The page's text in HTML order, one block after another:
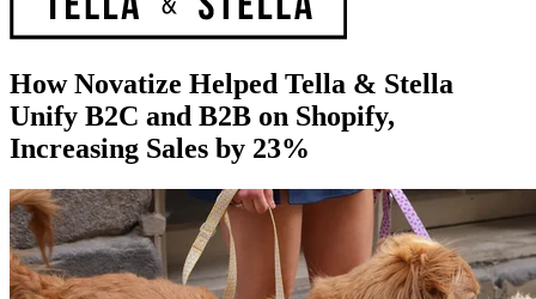
How Novatize Helped Tella & Stella
Unify B2C and B2B on Shopify,
Increasing Sales by 23%